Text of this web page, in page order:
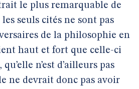
le plus remarquable de
seuls cités ne sont pas
de la philosophie en
haut et fort que celle-ci
n’est d’ailleurs pas
ne devrait donc pas avoir